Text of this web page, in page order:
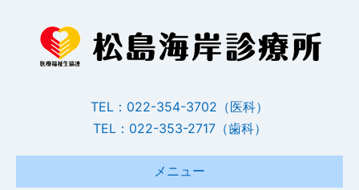
TEL：022-354-3702（医科）
TEL：022-353-2717（歯科）
メニュー